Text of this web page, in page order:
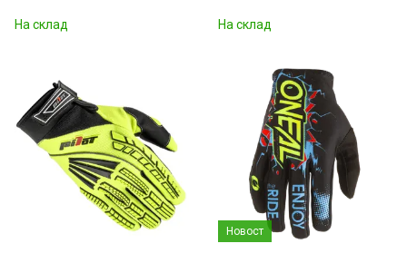
На склад На склад
Новост